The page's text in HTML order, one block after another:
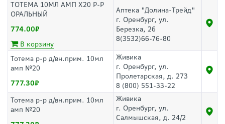
ТОТЕМА 10МЛ АМП Х20 Р-Р
ОРАЛЬНЫЙ
774.00
В корзину
Аптека "Долина-Трейд"
г. Оренбург, ул.
Березка, 26
8(3532)66-76-80
Тотема р-р д/вн.прим. 10мл
амп №20
777.30
Живика
г. Оренбург, ул.
Пролетарская, д. 273
8 (800) 551-33-22
Тотема р-р д/вн.прим. 10мл
амп №20
Живика
г. Оренбург, ул.
Салмышская, д. 24/2